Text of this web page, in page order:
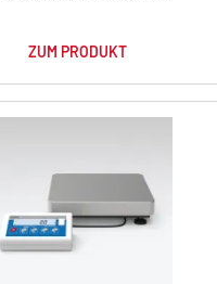
ZUM PRODUKT